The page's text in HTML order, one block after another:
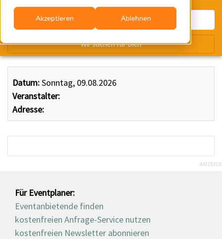
Akzeptieren Ablehnen
Datum:Sonntag, 09.08.2026
Veranstalter:
Adresse:
Wir suchen für Dich
ANZEIGE
Für Eventplaner:
Eventanbietende finden
kostenfreien Anfrage-Service nutzen
kostenfreien Newsletter abonnieren